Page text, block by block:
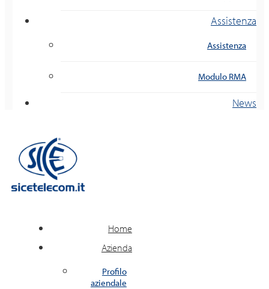
Assistenza
Assistenza
Modulo RMA
News
Home
Azienda
Profilo
aziendale